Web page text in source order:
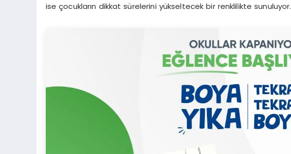
ise çocukların dikkat sürelerini yükseltecek bir renklilikte sunuluyor.